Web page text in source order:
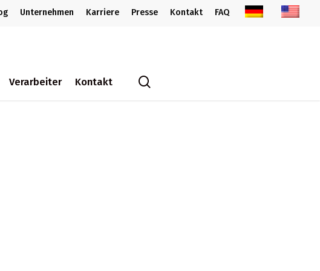
Unternehmen Karriere Presse Kontakt FAQ
Verarbeiter Kontakt